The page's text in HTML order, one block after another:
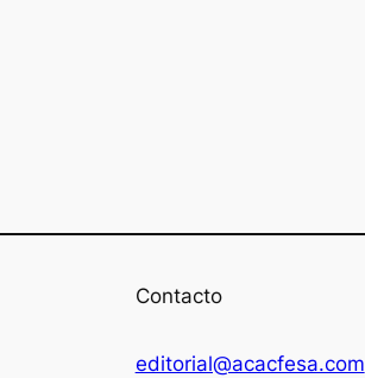
Contacto
editorial@acacfesa.com